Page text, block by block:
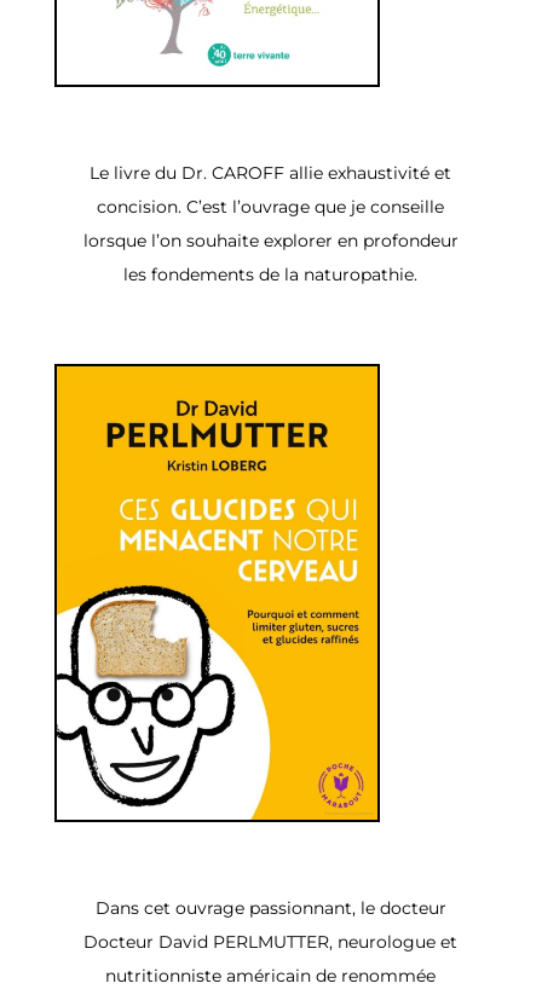
Le livre du Dr. CAROFF allie exhaustivité et
concision. C’est l’ouvrage que je conseille
lorsque l’on souhaite explorer en profondeur
les fondements de la naturopathie.
Dans cet ouvrage passionnant, le docteur
Docteur David PERLMUTTER, neurologue et
nutritionniste américain de renommée